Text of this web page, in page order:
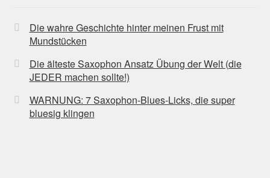
Die wahre Geschichte hinter meinen Frust mit
Mundstücken
Die älteste Saxophon Ansatz Übung der Welt (die
JEDER machen sollte!)
WARNUNG: 7 Saxophon-Blues-Licks, die super
bluesig klingen